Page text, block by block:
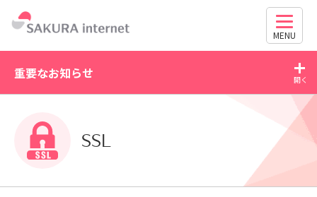
MENU
重要なお知らせ
WordPress の脆弱性にご注意ください（CVE-2026-
63030・CVE-2026-60137）
SSL